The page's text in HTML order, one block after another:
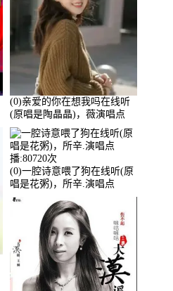
(0)亲爱的你在想我吗在线听
(原唱是陶晶晶)，薇演唱点
播:159722次
(0)一腔诗意喂了狗在线听(原
唱是花粥)，所辛.演唱点
播:80720次